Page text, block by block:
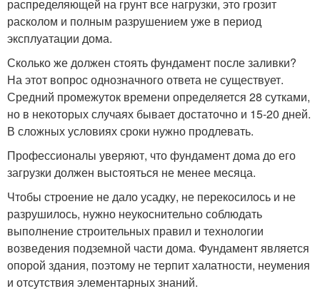
распределяющей на грунт все нагрузки, это грозит
расколом и полным разрушением уже в период
эксплуатации дома.
Сколько же должен стоять фундамент после заливки?
На этот вопрос однозначного ответа не существует.
Средний промежуток времени определяется 28 сутками,
но в некоторых случаях бывает достаточно и 15-20 дней.
В сложных условиях сроки нужно продлевать.
Профессионалы уверяют, что фундамент дома до его
загрузки должен выстояться не менее месяца.
Чтобы строение не дало усадку, не перекосилось и не
разрушилось, нужно неукоснительно соблюдать
выполнение строительных правил и технологии
возведения подземной части дома. Фундамент является
опорой здания, поэтому не терпит халатности, неумения
и отсутствия элементарных знаний.